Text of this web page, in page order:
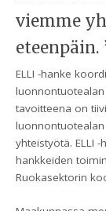
viemme
eteenpäin.
ELLI -hanke
tavoitteena on
yhteistyötä. ELLI
hankkeiden
Ruokasektorin